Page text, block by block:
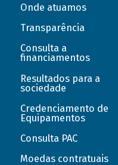
Onde atuamos
Transparência
Consulta a
financiamentos
Resultados para a
sociedade
Credenciamento de
Equipamentos
Consulta PAC
Moedas contratuais